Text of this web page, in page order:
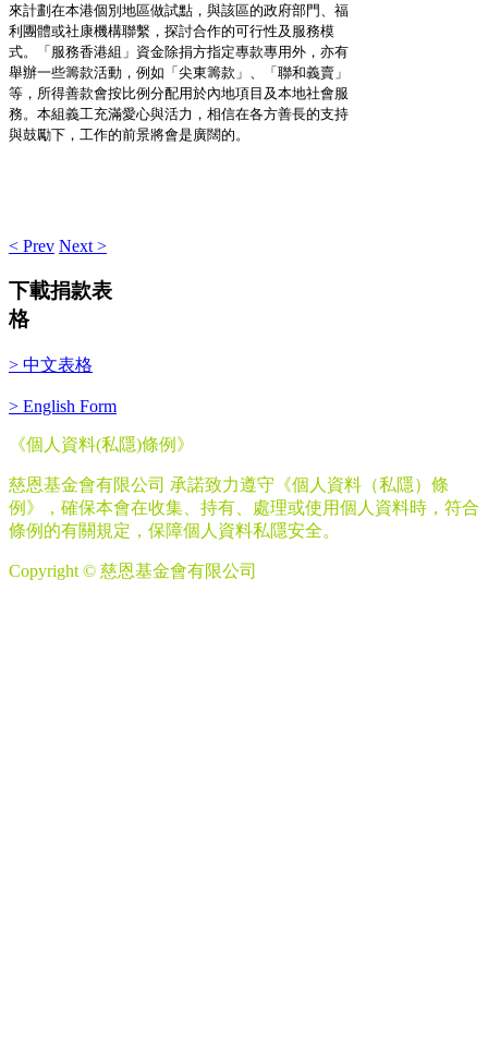
來計劃在本港個別地區做試點，與該區的政府部門、福
利團體或社康機構聯繫，探討合作的可行性及服務模
式。「服務香港組」資金除捐方指定專款專用外，亦有
舉辦一些籌款活動，例如「尖東籌款」、「聯和義賣」
等，所得善款會按比例分配用於內地項目及本地社會服
務。本組義工充滿愛心與活力，相信在各方善長的支持
與鼓勵下，工作的前景將會是廣闊的。
< Prev Next >
下載捐款表
格
> 中文表格
> English Form
《個人資料(私隱)條例》
慈恩基金會有限公司 承諾致力遵守《個人資料（私隱）條
例》，確保本會在收集、持有、處理或使用個人資料時，符合
條例的有關規定，保障個人資料私隱安全。
Copyright © 慈恩基金會有限公司